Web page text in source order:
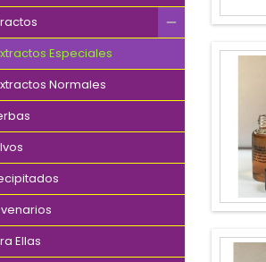
Especiales
Normales
Ellas